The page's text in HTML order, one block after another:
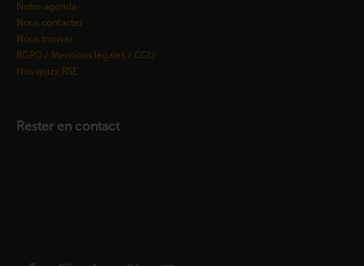
Notre agenda
Nous contacter
Nous trouver
RGPD / Mentions légales / CGU
Nos quizz RSE
Rester en contact